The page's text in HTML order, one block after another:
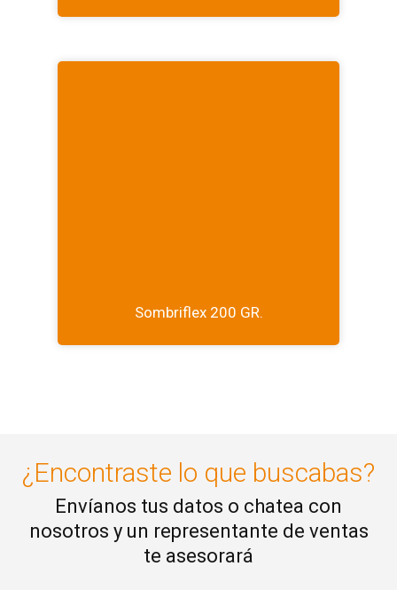
Sombriflex 200 GR.
¿Encontraste lo que buscabas?
Envíanos tus datos o chatea con
nosotros y un representante de ventas
te asesorará